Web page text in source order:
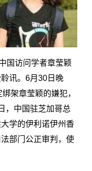
国访问学者章莹颖
讯。6月30日晚
架章莹颖的嫌犯，
，中国驻芝加哥总
学的伊利诺伊州香
部门公正审判，使